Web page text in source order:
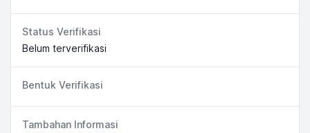
Status Verifikasi
Belum terverifikasi
Bentuk Verifikasi
Tambahan Informasi